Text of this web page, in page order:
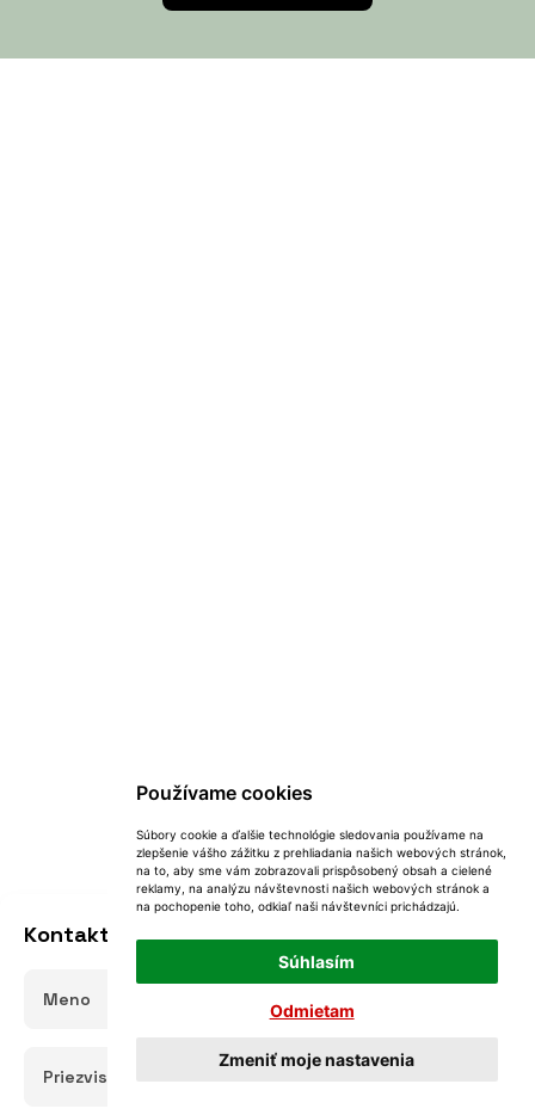
Používame cookies
Súbory cookie a ďalšie technológie sledovania používame na
zlepšenie vášho zážitku z prehliadania našich webových stránok,
na to, aby sme vám zobrazovali prispôsobený obsah a cielené
reklamy, na analýzu návštevnosti našich webových stránok a
na pochopenie toho, odkiaľ naši návštevníci prichádzajú.
Súhlasím
Odmietam
Zmeniť moje nastavenia
Kontaktujete nás: